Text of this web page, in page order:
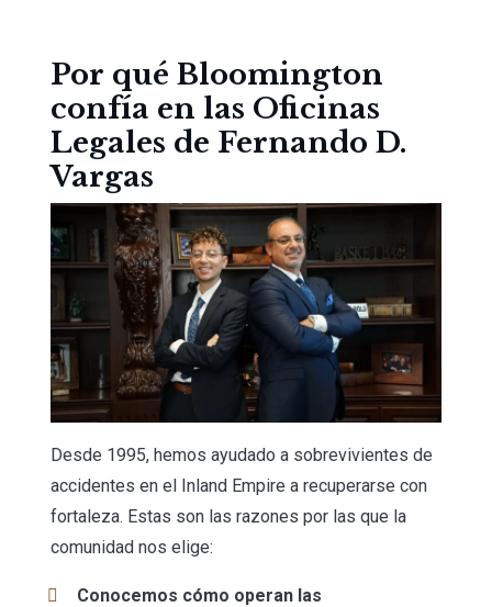
Por qué Bloomington
confía en las Oficinas
Legales de Fernando D.
Vargas
Desde 1995, hemos ayudado a sobrevivientes de
accidentes en el Inland Empire a recuperarse con
fortaleza. Estas son las razones por las que la
comunidad nos elige:
Conocemos cómo operan las